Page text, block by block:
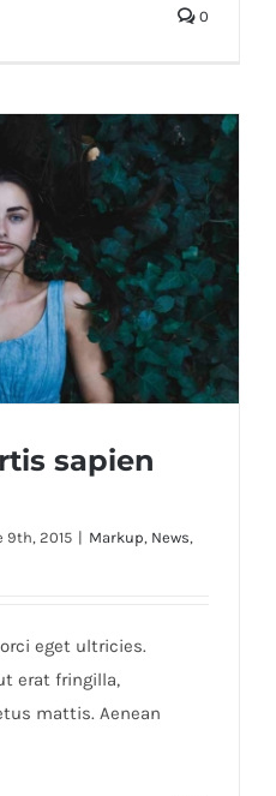
0
sapien
9th, 2015 | Markup, News,
eget ultricies.
erat fringilla,
mattis. Aenean